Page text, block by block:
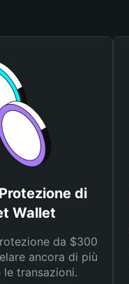
di
Wallet
da $300
ancora di più
le transazioni.